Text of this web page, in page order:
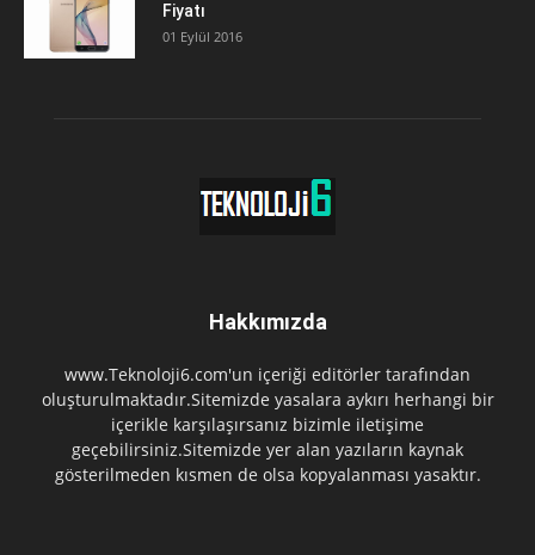
Fiyatı
01 Eylül 2016
Hakkımızda
www.Teknoloji6.com'un içeriği editörler tarafından
oluşturulmaktadır.Sitemizde yasalara aykırı herhangi bir
içerikle karşılaşırsanız bizimle iletişime
geçebilirsiniz.Sitemizde yer alan yazıların kaynak
gösterilmeden kısmen de olsa kopyalanması yasaktır.